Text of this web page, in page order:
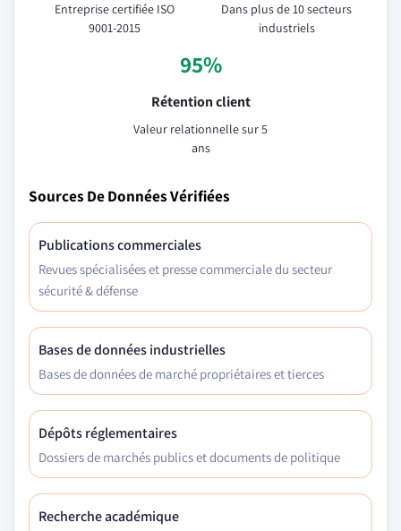
Entreprise certifiée ISO
9001-2015
Dans plus de 10 secteurs
industriels
95%
Rétention client
Valeur relationnelle sur 5
ans
Sources De Données Vérifiées
Publications commerciales
Revues spécialisées et presse commerciale du secteur
sécurité & défense
Bases de données industrielles
Bases de données de marché propriétaires et tierces
Dépôts réglementaires
Dossiers de marchés publics et documents de politique
Recherche académique